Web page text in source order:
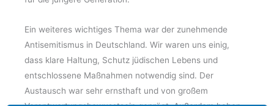
Ein weiteres wichtiges Thema war der zunehmende
Antisemitismus in Deutschland. Wir waren uns einig,
dass klare Haltung, Schutz jüdischen Lebens und
entschlossene Maßnahmen notwendig sind. Der
Austausch war sehr ernsthaft und von großem